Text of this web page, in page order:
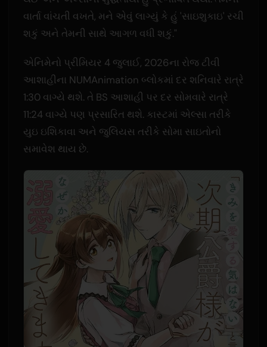
વાર્તા વાંચતી વખતે, મને એવું લાગ્યું કે હું 'સાઇશુકાઇ' રચી
શકું અને તેમની સાથે આગળ વધી શકું."
એનિમેનો પ્રીમિયર 4 જુલાઈ, 2026ના રોજ ટીવી
આશાહીના NUMAnimation બ્લોકમાં દર શનિવારે રાત્રે
1:30 વાગ્યે થશે. તે BS આશાહી પર દર સોમવારે રાત્રે
11:24 વાગ્યે પણ પ્રસારિત થશે. કાસ્ટમાં એલ્સા તરીકે
યુઇ ઇશિકાવા અને જુલિયસ તરીકે સોમા સાઇતોનો
સમાવેશ થાય છે.